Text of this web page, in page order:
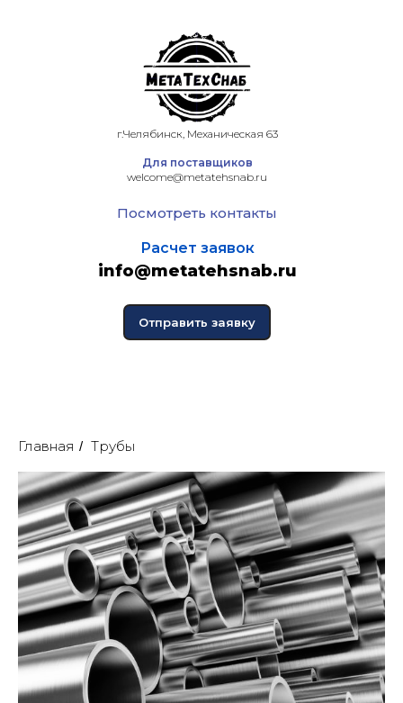
г.Челябинск, Механическая 63
Для поставщиков
welcome@metatehsnab.ru
Посмотреть контакты
Расчет заявок
info@metatehsnab.ru
Отправить заявку
Главная / Трубы